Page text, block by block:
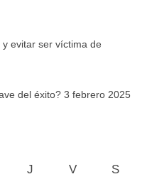
evitar ser víctima de
del éxito? 3 febrero 2025
J V S